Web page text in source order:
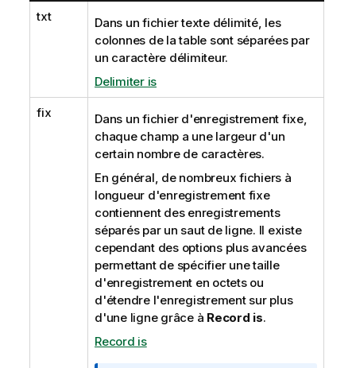
txt
Dans un fichier texte délimité, les
colonnes de la table sont séparées par
un caractère délimiteur.
Delimiter is
fix
Dans un fichier d'enregistrement fixe,
chaque champ a une largeur d'un
certain nombre de caractères.
En général, de nombreux fichiers à
longueur d'enregistrement fixe
contiennent des enregistrements
séparés par un saut de ligne. Il existe
cependant des options plus avancées
permettant de spécifier une taille
d'enregistrement en octets ou
d'étendre l'enregistrement sur plus
d'une ligne grâce à Record is.
Record is